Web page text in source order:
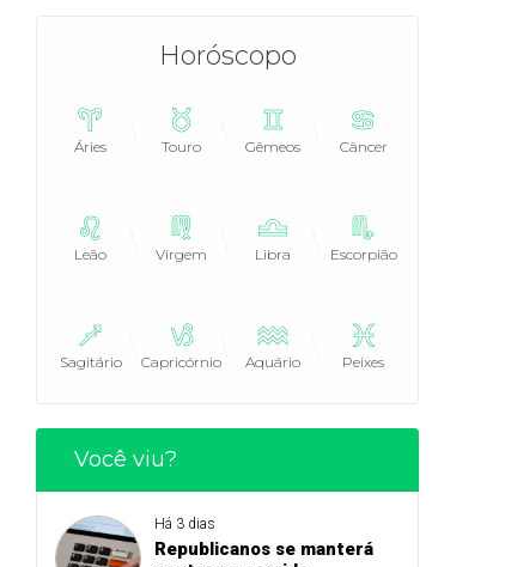
Horóscopo
Áries Touro Gêmeos Câncer
Leão Virgem Libra Escorpião
Sagitário Capricórnio Aquário Peixes
Você viu?
Há 3 dias
Republicanos se manterá